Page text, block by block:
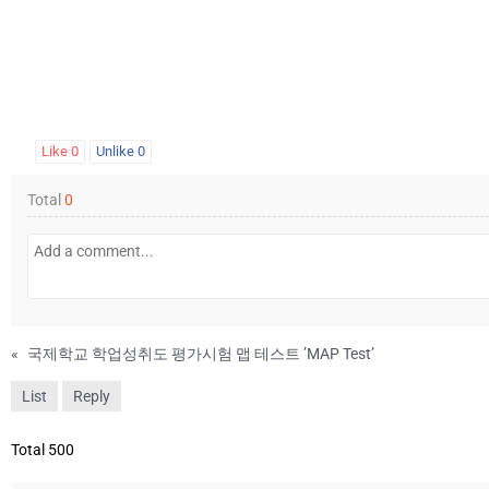
Like 0 Unlike 0
Total 0
« 국제학교 학업성취도 평가시험 맵 테스트 ’MAP Test’
List Reply
Total 500